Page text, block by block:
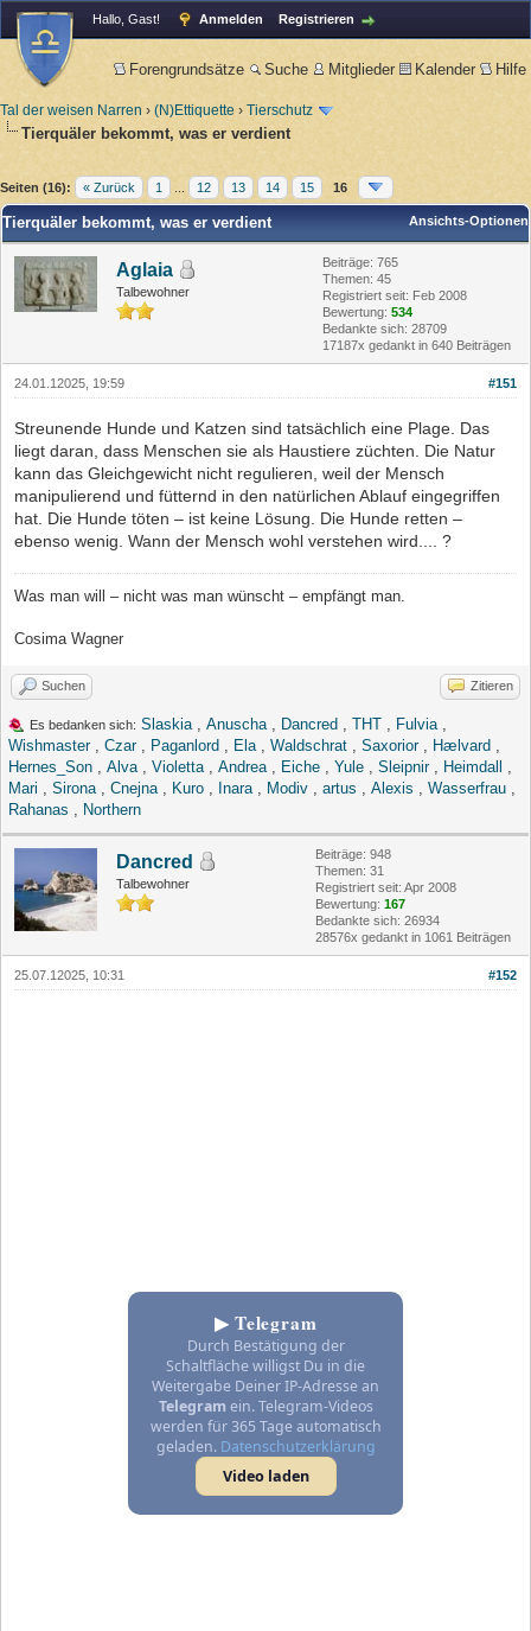
Hallo, Gast! Anmelden Registrieren
Forengrundsätze Suche Mitglieder Kalender Hilfe
Tal der weisen Narren › (N)Ettiquette› Tierschutz
Tierquäler bekommt, was er verdient
Seiten (16): « Zurück 1 12 13 14 15 16
Ansichts-Optionen
Tierquäler bekommt, was er verdient
Aglaia
Talbewohner
Beiträge: 765
Themen: 45
Registriert seit: Feb 2008
Bewertung: 534
Bedankte sich: 28709
17187x gedankt in 640 Beiträgen
#151
24.01.12025, 19:59
Streunende Hunde und Katzen sind tatsächlich eine Plage. Das
liegt daran, dass Menschen sie als Haustiere züchten. Die Natur
kann das Gleichgewicht nicht regulieren, weil der Mensch
manipulierend und fütternd in den natürlichen Ablauf eingegriffen
hat. Die Hunde töten – ist keine Lösung. Die Hunde retten –
ebenso wenig. Wann der Mensch wohl verstehen wird.... ?
Was man will – nicht was man wünscht – empfängt man.
Cosima Wagner
Suchen Zitieren
Es bedanken sich: Slaskia Anuscha Dancred THT Fulvia
Wishmaster, Czar, Paganlord Ela Waldschrat Saxorior, Hælvard
Hernes_Son
Alva Violetta Andrea Eiche Yule Sleipnir, Heimdall
Mari
Sirona Cnejna Kuro Inara Modiv artus Alexis Wasserfrau
Rahanas
Northern
Dancred
Talbewohner
Beiträge: 948
Themen: 31
Registriert seit: Apr 2008
Bewertung: 167
Bedankte sich: 26934
28576x gedankt in 1061 Beiträgen
#152
25.07.12025, 10:31
▶ Telegram
Durch Bestätigung der
Schaltfläche willigst Du in die
Weitergabe Deiner IP-Adresse an
Telegram ein. Telegram-Videos
werden für 365 Tage automatisch
geladen. Datenschutzerklärung
Video laden